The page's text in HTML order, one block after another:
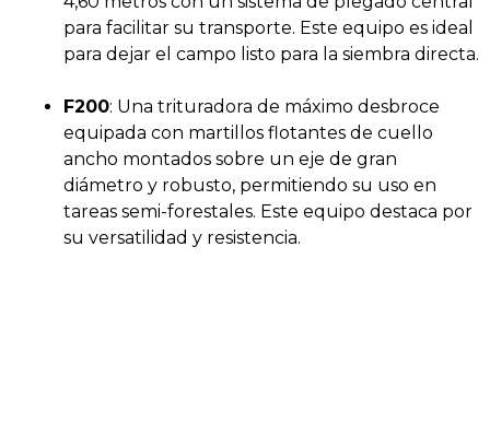
para facilitar su transporte. Este equipo es ideal
para dejar el campo listo para la siembra directa.
F200: Una trituradora de máximo desbroce
equipada con martillos flotantes de cuello
ancho montados sobre un eje de gran
diámetro y robusto, permitiendo su uso en
tareas semi-forestales. Este equipo destaca por
su versatilidad y resistencia.